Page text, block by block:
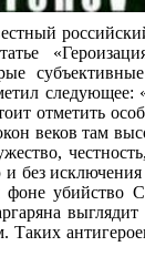
следующее:
отметить
веков там
без исключения
фоне убийство
Таких